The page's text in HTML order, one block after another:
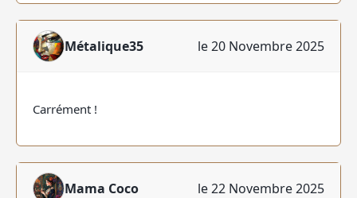
Métalique35 le 20 Novembre 2025
Carrément !
Mama Coco le 22 Novembre 2025